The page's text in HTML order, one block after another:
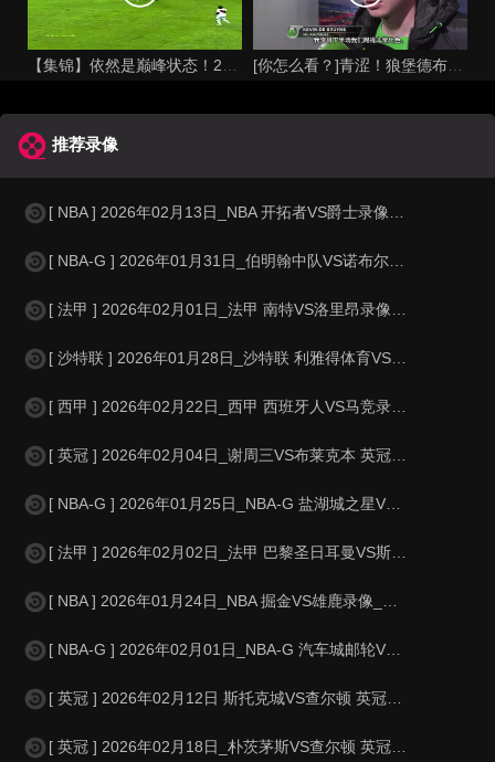
推荐录像
[ NBA ] 2026年02月13日_NBA 开拓者VS爵士录像_高清录像
[ NBA-G ] 2026年01月31日_伯明翰中队VS诺布尔斯维尔爆炸 NB
[ 法甲 ] 2026年02月01日_法甲 南特VS洛里昂录像_高清录像【
[ 沙特联 ] 2026年01月28日_沙特联 利雅得体育VS纳杰马体育录像
[ 西甲 ] 2026年02月22日_西甲 西班牙人VS马竞录像_全场录像
[ 英冠 ] 2026年02月04日_谢周三VS布莱克本 英冠录像_全场录
[ NBA-G ] 2026年01月25日_NBA-G 盐湖城之星VS斯托克顿国
[ 法甲 ] 2026年02月02日_法甲 巴黎圣日耳曼VS斯特拉斯堡录像
[ NBA ] 2026年01月24日_NBA 掘金VS雄鹿录像_高清录像【
[ NBA-G ] 2026年02月01日_NBA-G 汽车城邮轮VS克利夫兰剑
[ 英冠 ] 2026年02月12日 斯托克城VS查尔顿 英冠_全场录像【
[ 英冠 ] 2026年02月18日_朴茨茅斯VS查尔顿 英冠录像_全场录